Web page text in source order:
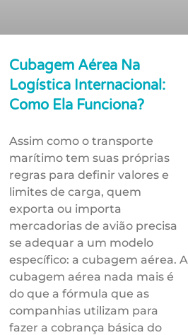
Cubagem Aérea Na
Logística Internacional:
Como Ela Funciona?
Assim como o transporte
marítimo tem suas próprias
regras para definir valores e
limites de carga, quem
exporta ou importa
mercadorias de avião precisa
se adequar a um modelo
específico: a cubagem aérea. A
cubagem aérea nada mais é
do que a fórmula que as
companhias utilizam para
fazer a cobrança básica do